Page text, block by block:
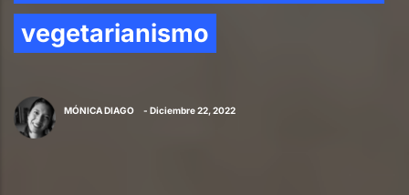
vegetarianismo
MÓNICA DIAGO - Diciembre 22, 2022